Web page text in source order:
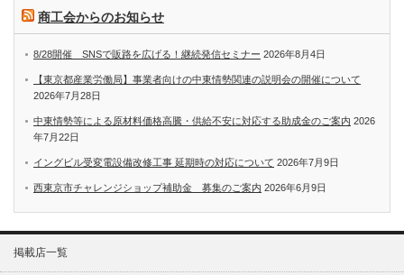
商工会からのお知らせ
8/28開催 SNSで販路を広げる！継続発信セミナー 2026年8月4日
【東京都産業労働局】事業者向けの中東情勢関連の説明会の開催について
2026年7月28日
中東情勢等による原材料価格高騰・供給不安に対応する助成金のご案内 2026
年7月22日
イングビル受変電設備改修工事 延期時の対応について 2026年7月9日
西東京市チャレンジショップ補助金 募集のご案内 2026年6月9日
掲載店一覧